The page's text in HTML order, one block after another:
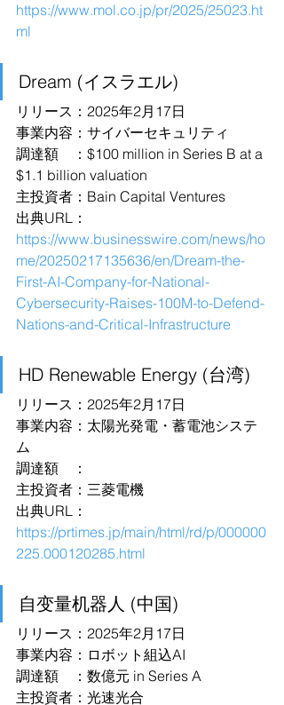
https://www.mol.co.jp/pr/2025/25023.ht
ml
Dream (イスラエル)
リリース：2025年2月17日
事業内容：サイバーセキュリティ
調達額　：$100 million in Series B at a
$1.1 billion valuation
主投資者：Bain Capital Ventures
出典URL：
https://www.businesswire.com/news/ho
me/20250217135636/en/Dream-the-
First-AI-Company-for-National-
Cybersecurity-Raises-100M-to-Defend-
Nations-and-Critical-Infrastructure
HD Renewable Energy (台湾)
リリース：2025年2月17日
事業内容：太陽光発電・蓄電池システ
ム
調達額　：
主投資者：三菱電機
出典URL：
https://prtimes.jp/main/html/rd/p/000000
225.000120285.html
自变量机器人 (中国)
リリース：2025年2月17日
事業内容：ロボット組込AI
調達額　：数億元 in Series A
主投資者：光速光合